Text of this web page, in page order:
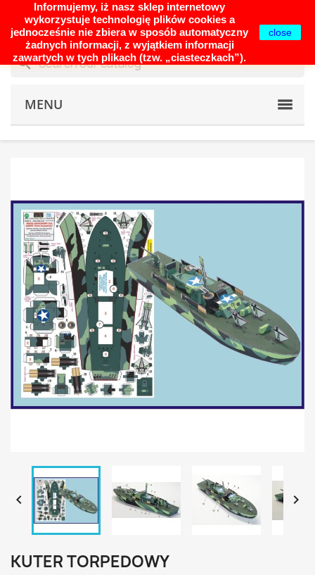
 
search
MENU
 
KUTER TORPEDOWY
Informujemy, iż nasz sklep internetowy
wykorzystuje technologię plików cookies a
jednocześnie nie zbiera w sposób automatyczny
żadnych informacji, z wyjątkiem informacji
zawartych w tych plikach (tzw. „ciasteczkach”).
close